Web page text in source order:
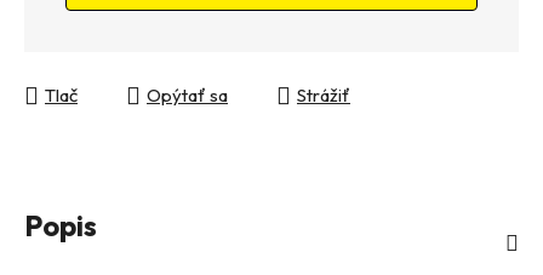
Tlač Opýtať sa Strážiť
Popis